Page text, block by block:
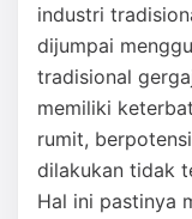
industri
dijumpai
tradisional
memiliki
rumit,
dilakukan tidak
Hal ini pastinya